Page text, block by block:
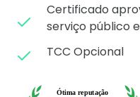
Certificado
serviço público
TCC Opcional